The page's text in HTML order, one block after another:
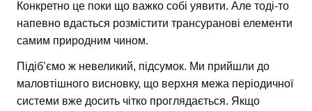
Конкретно це поки що важко собі уявити. Але тоді-то
напевно вдасться розмістити трансуранові елементи
самим природним чином.
Підіб’ємо ж невеликий, підсумок. Ми прийшли до
маловтішного висновку, що верхня межа періодичної
системи вже досить чітко проглядається. Якщо